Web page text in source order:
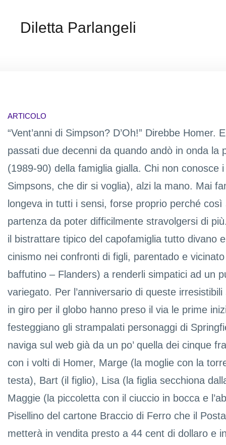
Diletta Parlangeli
ARTICOLO
“Vent’anni di Simpson? D’Oh!” Direbbe Homer.
passati due decenni da quando andò in onda la
(1989-90) della famiglia gialla. Chi non conosce
Simpsons, che dir si voglia), alzi la mano. Mai
longeva in tutti i sensi, forse proprio perché
partenza da poter difficilmente stravolgersi di
il bistrattare tipico del capofamiglia tutto divano
cinismo nei confronti di figli, parentado e
baffutino – Flanders) a renderli simpatici ad un
variegato. Per l’anniversario di queste
in giro per il globo hanno preso il via le prime
festeggiano gli strampalati personaggi di
naviga sul web già da un po’ quella dei cinque
con i volti di Homer, Marge (la moglie con la
testa), Bart (il figlio), Lisa (la figlia secchiona
Maggie (la piccoletta con il ciuccio in bocca e
Pisellino del cartone Braccio di Ferro che il
metterà in vendita presto a 44 cent di dollaro e